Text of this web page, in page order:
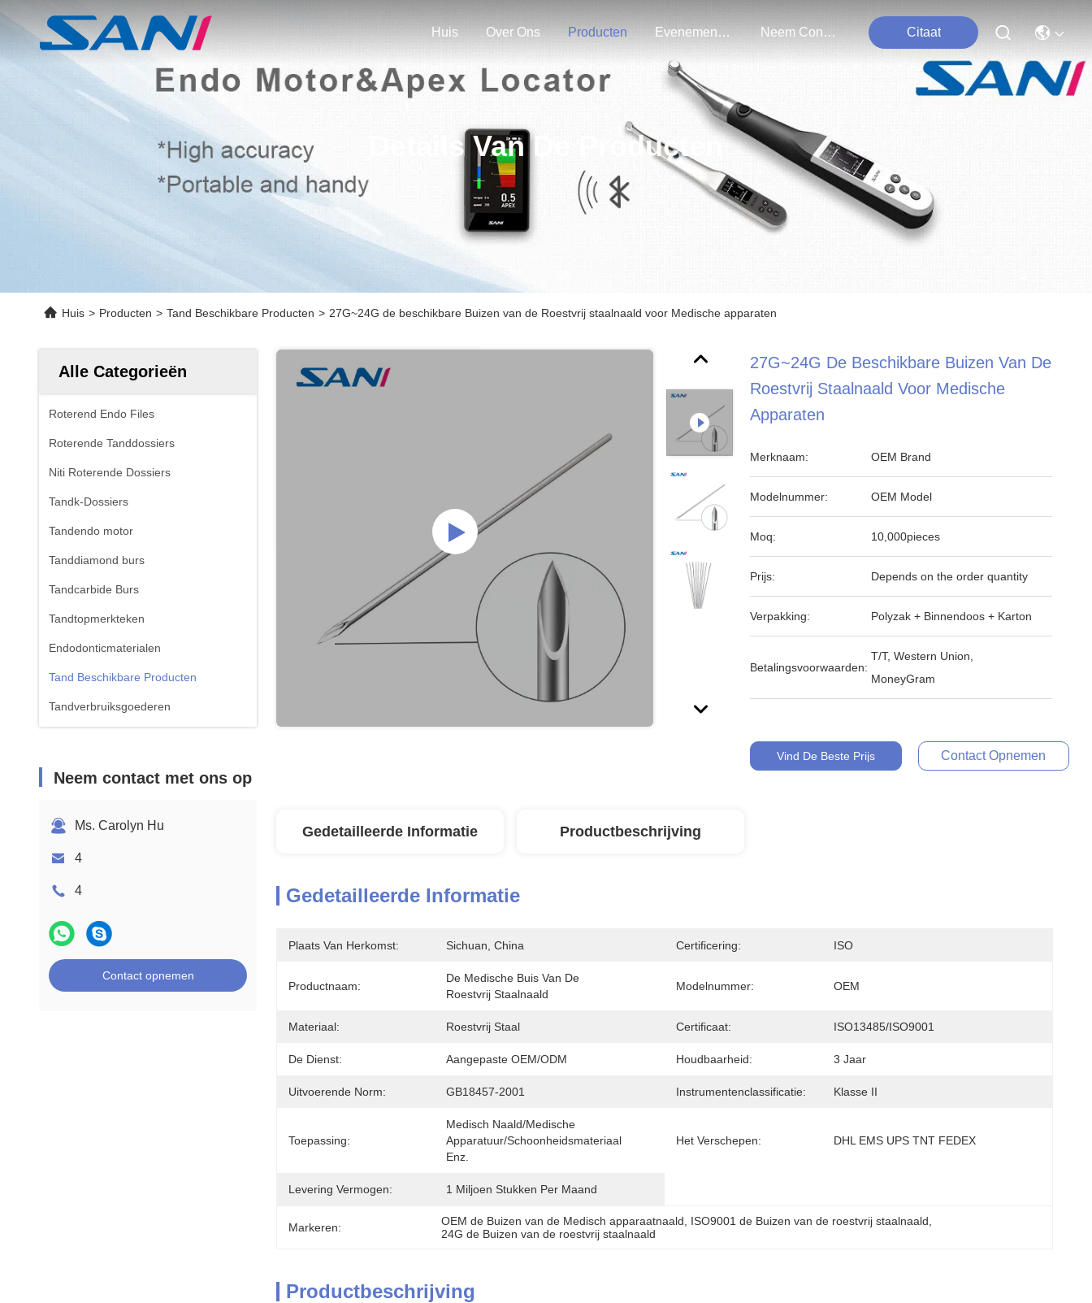
Huis Over Ons Producten Evenementen Neem Contact Met Ons Op Citaat
Details Van De Producten
Huis > Producten > Tand Beschikbare Producten > 27G~24G de beschikbare Buizen van de Roestvrij staalnaald voor Medische apparaten
Alle Categorieën
Roterend Endo Files
Roterende Tanddossiers
Niti Roterende Dossiers
Tandk-Dossiers
Tandendo motor
Tanddiamond burs
Tandcarbide Burs
Tandtopmerkteken
Endodonticmaterialen
Tand Beschikbare Producten
Tandverbruiksgoederen
Neem contact met ons op
Ms. Carolyn Hu
4
4
Contact opnemen
27G~24G De Beschikbare Buizen Van De
Roestvrij Staalnaald Voor Medische
Apparaten
Merknaam: OEM Brand
Modelnummer: OEM Model
Moq: 10,000pieces
Prijs: Depends on the order quantity
Verpakking: Polyzak + Binnendoos + Karton
Betalingsvoorwaarden:
T/T, Western Union,
MoneyGram
Vind De Beste Prijs Contact Opnemen
Gedetailleerde Informatie Productbeschrijving
Gedetailleerde Informatie
Plaats Van Herkomst: Sichuan, China Certificering: ISO
Productnaam:
De Medische Buis Van De
Roestvrij Staalnaald
Modelnummer: OEM
Materiaal: Roestvrij Staal Certificaat: ISO13485/ISO9001
De Dienst: Aangepaste OEM/ODM Houdbaarheid: 3 Jaar
Uitvoerende Norm: GB18457-2001 Instrumentenclassificatie: Klasse II
Toepassing:
Medisch Naald/Medische
Apparatuur/Schoonheidsmateriaal
Enz.
Het Verschepen: DHL EMS UPS TNT FEDEX
Levering Vermogen: 1 Miljoen Stukken Per Maand
Markeren: OEM de Buizen van de Medisch apparaatnaald ISO9001 de Buizen van de roestvrij staalnaald
24G de Buizen van de roestvrij staalnaald
Productbeschrijving